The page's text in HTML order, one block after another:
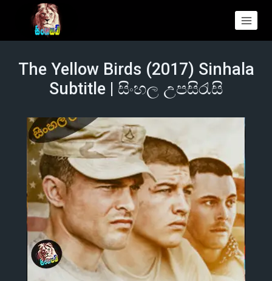
The Yellow Birds (2017) Sinhala
Subtitle | සිංහල උපසිරැසි